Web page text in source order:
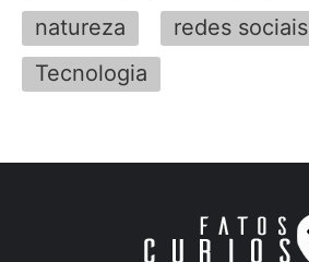
natureza
redes sociais
Tecnologia